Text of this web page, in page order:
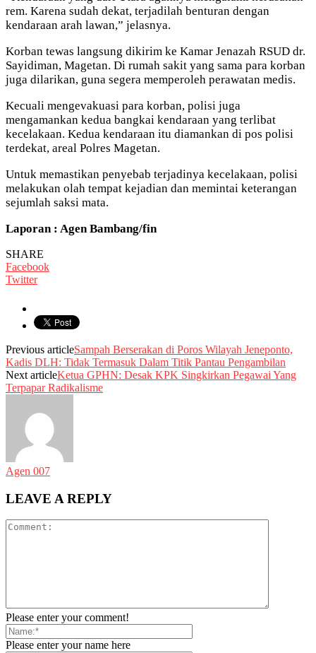
rem. Karena sudah dekat, terjadilah benturan dengan
kendaraan arah lawan,” jelasnya.
Korban tewas langsung dikirim ke Kamar Jenazah RSUD dr.
Sayidiman, Magetan. Di rumah sakit yang sama para korban
juga dilarikan, guna segera memperoleh perawatan medis.
Kecuali mengevakuasi para korban, polisi juga
mengamankan kedua bangkai kendaraan yang terlibat
kecelakaan. Kedua kendaraan itu diamankan di pos polisi
terdekat, areal Polres Magetan.
Untuk memastikan penyebab terjadinya kecelakaan, polisi
melakukan olah tempat kejadian dan memintai keterangan
sejumlah saksi mata.
Laporan : Agen Bambang/fin
SHARE
Facebook
Twitter
Previous articleSampah Berserakan di Poros Wilayah Jeneponto,
Kadis DLH: Tidak Termasuk Dalam Titik Pantau Pengambilan
Next articleKetua GPHN: Desak KPK Singkirkan Pegawai Yang
Terpapar Radikalisme
Agen 007
LEAVE A REPLY
Please enter your comment!
Please enter your name here